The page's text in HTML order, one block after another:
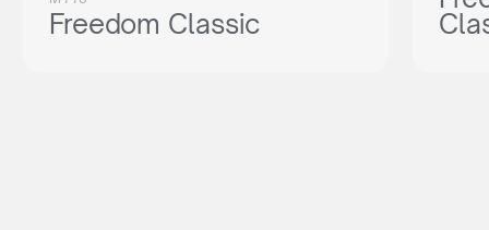
Freedom Classic